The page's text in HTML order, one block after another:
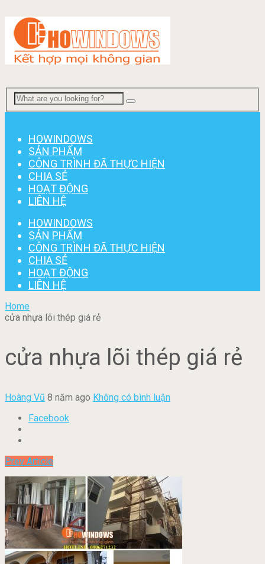
HOWINDOWS
SẢN PHẨM
CÔNG TRÌNH ĐÃ THỰC HIỆN
CHIA SẺ
HOẠT ĐỘNG
LIÊN HỆ
HOWINDOWS
SẢN PHẨM
CÔNG TRÌNH ĐÃ THỰC HIỆN
CHIA SẺ
HOẠT ĐỘNG
LIÊN HỆ
Home
cửa nhựa lõi thép giá rẻ
cửa nhựa lõi thép giá rẻ
Hoàng Vũ 8 năm ago Không có bình luận
Facebook
Prev Article